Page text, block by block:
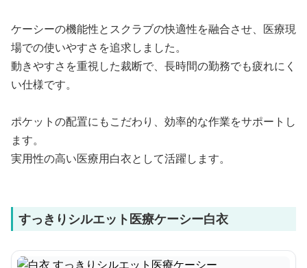
ケーシーの機能性とスクラブの快適性を融合させ、医療現
場での使いやすさを追求しました。
動きやすさを重視した裁断で、長時間の勤務でも疲れにく
い仕様です。
ポケットの配置にもこだわり、効率的な作業をサポートし
ます。
実用性の高い医療用白衣として活躍します。
すっきりシルエット医療ケーシー白衣